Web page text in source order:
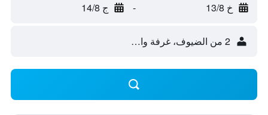
خ 13/8 - ج 14/8
2 من الضيوف، غرفة واحدة